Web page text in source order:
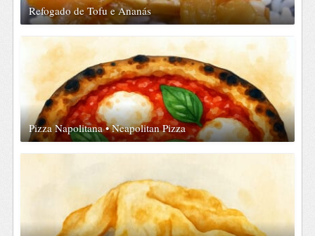
Refogado de Tofu e Ananás
Pizza Napolitana • Neapolitan Pizza